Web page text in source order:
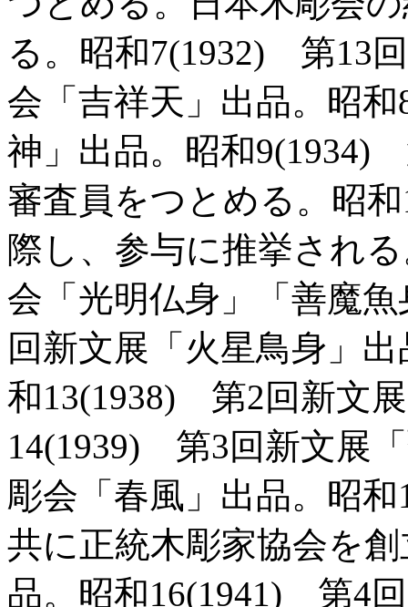
る。昭和7(1932) 第13
会「吉祥天」出品。昭
神」出品。昭和9(1934)
審査員をつとめる。昭
際し、参与に推挙され
会「光明仏身」「善魔
回新文展「火星鳥身」
和13(1938) 第2回新文
14(1939) 第3回新文展
彫会「春風」出品。昭
共に正統木彫家協会を
品。昭和16(1941) 第4